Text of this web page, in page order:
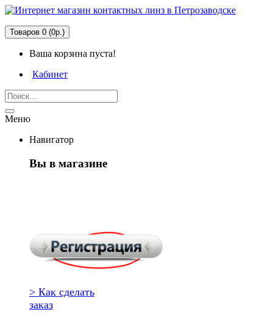
Товаров 0 (0р.)
Ваша корзина пуста!
Кабинет
Меню
Навигатор
Вы в магазине
> Как сделать
заказ